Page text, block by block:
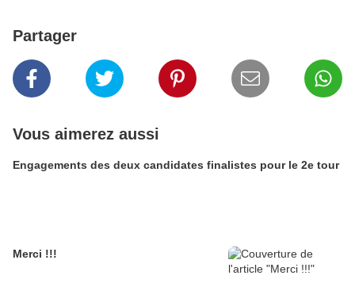
Partager
Vous aimerez aussi
Engagements des deux candidates finalistes pour le 2e tour
Merci !!!